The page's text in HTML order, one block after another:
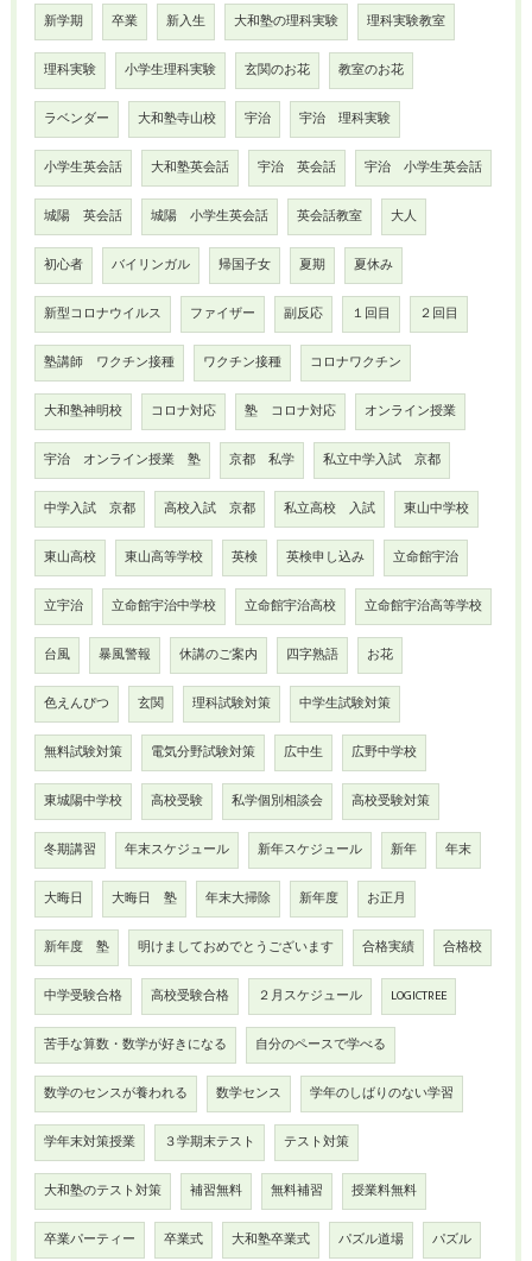
新学期 卒業 新入生 大和塾の理科実験 理科実験教室
理科実験 小学生理科実験 玄関のお花 教室のお花
ラベンダー 大和塾寺山校 宇治 宇治 理科実験
小学生英会話 大和塾英会話 宇治 英会話 宇治 小学生英会話
城陽 英会話 城陽 小学生英会話 英会話教室 大人
初心者 バイリンガル 帰国子女 夏期 夏休み
新型コロナウイルス ファイザー 副反応 １回目 ２回目
塾講師 ワクチン接種 ワクチン接種 コロナワクチン
大和塾神明校 コロナ対応 塾 コロナ対応 オンライン授業
宇治 オンライン授業 塾 京都 私学 私立中学入試 京都
中学入試 京都 高校入試 京都 私立高校 入試 東山中学校
東山高校 東山高等学校 英検 英検申し込み 立命館宇治
立宇治 立命館宇治中学校 立命館宇治高校 立命館宇治高等学校
台風 暴風警報 休講のご案内 四字熟語 お花
色えんぴつ 玄関 理科試験対策 中学生試験対策
無料試験対策 電気分野試験対策 広中生 広野中学校
東城陽中学校 高校受験 私学個別相談会 高校受験対策
冬期講習 年末スケジュール 新年スケジュール 新年 年末
大晦日 大晦日 塾 年末大掃除 新年度 お正月
新年度 塾 明けましておめでとうございます 合格実績 合格校
中学受験合格 高校受験合格 ２月スケジュール LOGICTREE
苦手な算数・数学が好きになる 自分のペースで学べる
数学のセンスが養われる 数学センス 学年のしばりのない学習
学年末対策授業 ３学期末テスト テスト対策
大和塾のテスト対策 補習無料 無料補習 授業料無料
卒業パーティー 卒業式 大和塾卒業式 パズル道場 パズル